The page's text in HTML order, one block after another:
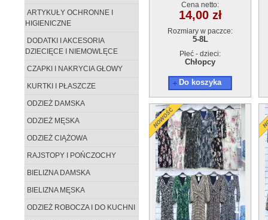
ARTYKUŁY OCHRONNE I
HIGIENICZNE
DODATKI I AKCESORIA
DZIECIĘCE I NIEMOWLĘCE
CZAPKI I NAKRYCIA GŁOWY
KURTKI I PŁASZCZE
ODZIEŻ DAMSKA
ODZIEŻ MĘSKA
ODZIEŻ CIĄŻOWA
RAJSTOPY I POŃCZOCHY
BIELIZNA DAMSKA
BIELIZNA MĘSKA
ODZIEŻ ROBOCZA I DO KUCHNI
Cena netto:
14,00 zł
Rozmiary w paczce:
5-8L
Płeć - dzieci:
Chłopcy
Do koszyka